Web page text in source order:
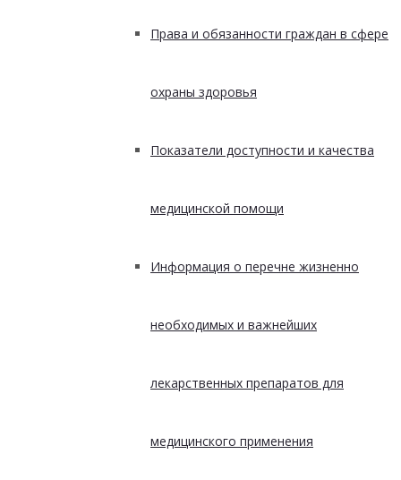
Права и обязанности граждан в сфере
охраны здоровья
Показатели доступности и качества
медицинской помощи
Информация о перечне жизненно
необходимых и важнейших
лекарственных препаратов для
медицинского применения